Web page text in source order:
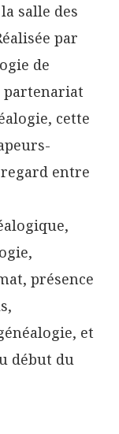
salle des
par
de
partenariat
cette
entre
présence
et
début du